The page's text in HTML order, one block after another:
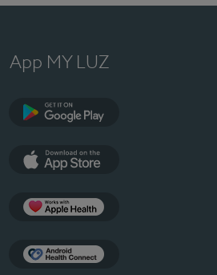
App MY LUZ